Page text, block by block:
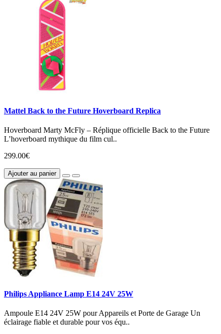
Mattel Back to the Future Hoverboard Replica
Hoverboard Marty McFly – Réplique officielle Back to the Future
L’hoverboard mythique du film cul..
299.00€
Ajouter au panier
Philips Appliance Lamp E14 24V 25W
Ampoule E14 24V 25W pour Appareils et Porte de Garage Un
éclairage fiable et durable pour vos équ..